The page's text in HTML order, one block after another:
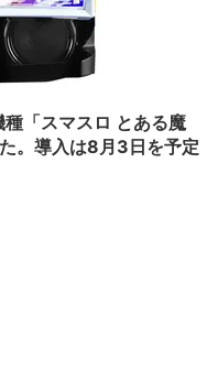
「スマスロ とある魔
。導入は8月3日を予定